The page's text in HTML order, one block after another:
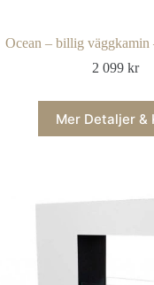
Ocean – billig väggkamin
2 099kr
Mer Detaljer &